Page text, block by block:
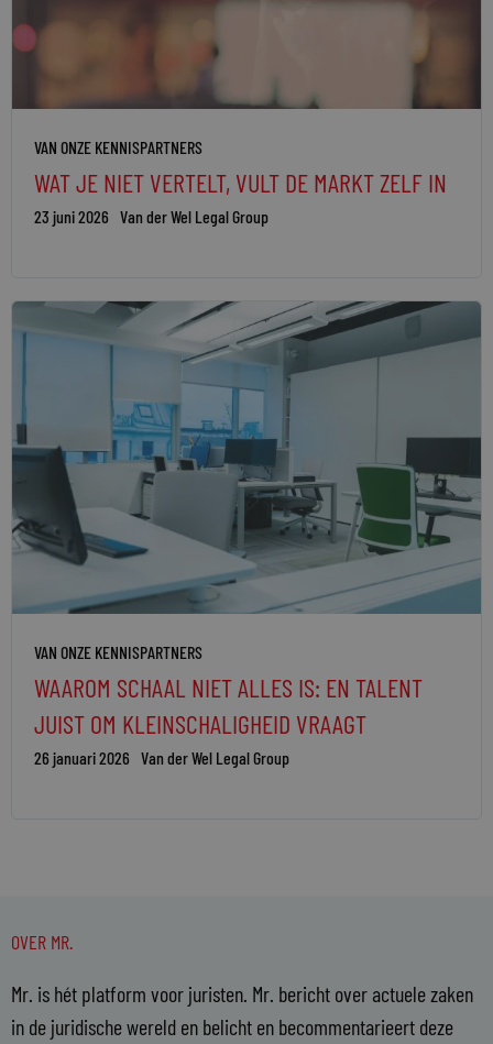
VAN ONZE KENNISPARTNERS
​WAT JE NIET VERTELT, VULT DE MARKT ZELF IN
23 juni 2026 Van der Wel Legal Group
VAN ONZE KENNISPARTNERS
WAAROM SCHAAL NIET ALLES IS: EN TALENT
JUIST OM KLEINSCHALIGHEID VRAAGT
26 januari 2026 Van der Wel Legal Group
OVER MR.
Mr. is hét platform voor juristen. Mr. bericht over actuele zaken
in de juridische wereld en belicht en becommentarieert deze